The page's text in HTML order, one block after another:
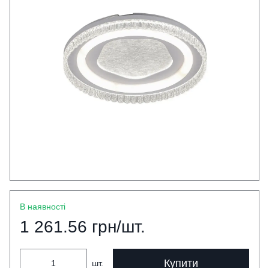
В наявності
1 261.56 грн/шт.
шт. Купити